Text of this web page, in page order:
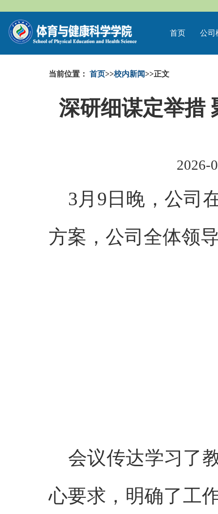
首页 公司
当前位置： 首页>>校内新闻>>正文
深研细谋定举措
2026-
3月9日晚，公司
方案，公司全体领
会议传达学习了
心要求，明确了工